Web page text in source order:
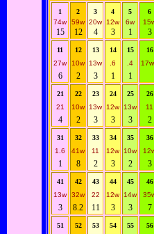
1
74w
15
2
59w
12
3
20w
4
4
12w
3
5
6w
1
6
3
11
27w
6
12
10w
2
13
13w
3
14
.6
1
15
.4
1
16
17w
21
21
4
22
10w
2
23
13w
3
24
12w
3
25
13w
3
26
11
2
31
1.6
1
32
41w
8
33
11
2
34
12w
3
35
10w
2
36
3
41
13w
3
42
32w
8.2
43
22
11
44
12w
3
45
14w
3
46
7
51
52
53
54
55
56